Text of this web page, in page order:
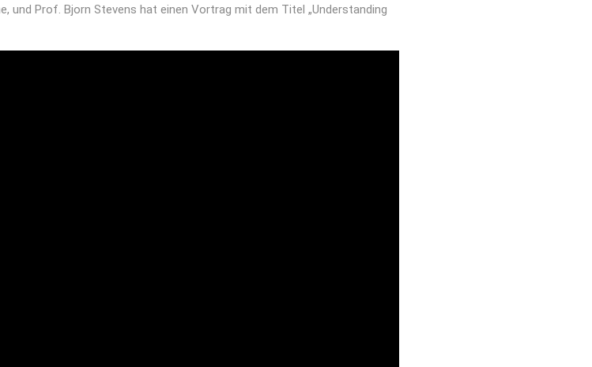
und Prof. Bjorn Stevens hat einen Vortrag mit dem Titel „Understanding